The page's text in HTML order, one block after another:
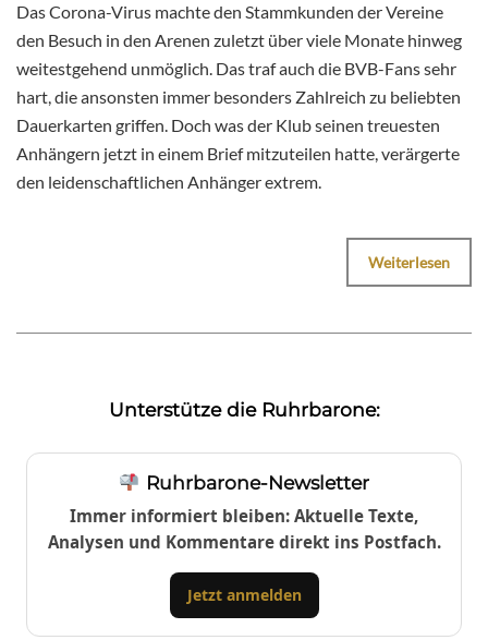
Das Corona-Virus machte den Stammkunden der Vereine
den Besuch in den Arenen zuletzt über viele Monate hinweg
weitestgehend unmöglich. Das traf auch die BVB-Fans sehr
hart, die ansonsten immer besonders Zahlreich zu beliebten
Dauerkarten griffen. Doch was der Klub seinen treuesten
Anhängern jetzt in einem Brief mitzuteilen hatte, verärgerte
den leidenschaftlichen Anhänger extrem.
Weiterlesen
Unterstütze die Ruhrbarone:
Ruhrbarone-Newsletter
Immer informiert bleiben: Aktuelle Texte,
Analysen und Kommentare direkt ins Postfach.
Jetzt anmelden